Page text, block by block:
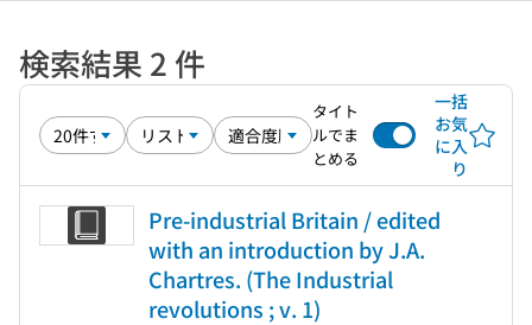
検索結果 2 件
タイト
ルでま
とめる
一括
お気
に入
り
Pre-industrial Britain / edited
with an introduction by J.A.
Chartres. (The Industrial
revolutions ; v. 1)